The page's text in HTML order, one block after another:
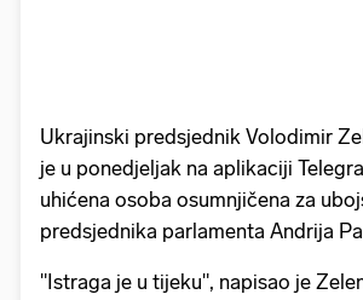
Ukrajinski predsjednik Volodimir
je u ponedjeljak na aplikaciji
uhićena osoba osumnjičena za
predsjednika parlamenta Andrija
"Istraga je u tijeku", napisao je